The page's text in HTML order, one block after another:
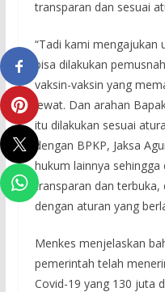
transparan dan sesuai
“Tadi kami mengajukan
bisa dilakukan
vaksin-vaksin yang
lewat. Dan arahan
itu dilakukan sesuai
dengan BPKP, Jaksa
hukum lainnya
transparan dan
dengan aturan yang
Menkes menjelaskan
pemerintah telah
Covid-19 yang 130 juta